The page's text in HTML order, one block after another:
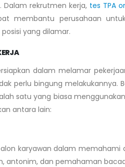
Dalam rekrutmen kerja, tes TPA
membantu perusahaan
yang dilamar.
dalam melamar
perlu bingung
satu yang biasa
antara lain:
karyawan dalam memahami
antonim, dan pemahaman